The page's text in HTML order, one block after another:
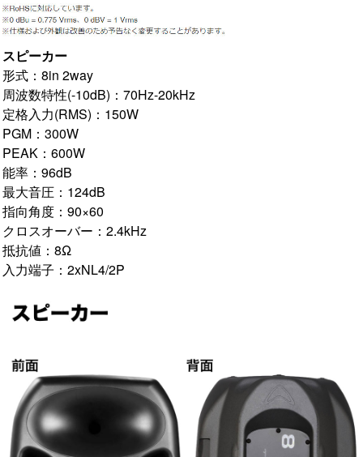
スピーカー
形式：8in 2way
周波数特性(-10dB)：70Hz-20kHz
定格入力(RMS)：150W
PGM：300W
PEAK：600W
能率：96dB
最大音圧：124dB
指向角度：90×60
クロスオーバー：2.4kHz
抵抗値：8Ω
入力端子：2xNL4/2P